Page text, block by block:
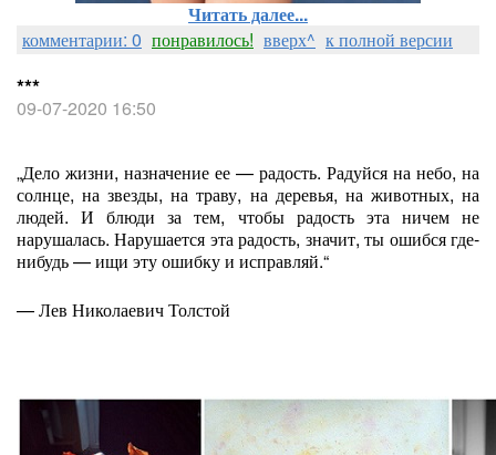
Читать далее...
комментарии: 0 понравилось! вверх^ к полной версии
***
09-07-2020 16:50
„Дело жизни, назначение ее — радость. Радуйся на небо, на
солнце, на звезды, на траву, на деревья, на животных, на
людей. И блюди за тем, чтобы радость эта ничем не
нарушалась. Нарушается эта радость, значит, ты ошибся где-
нибудь — ищи эту ошибку и исправляй.“
— Лев Николаевич Толстой